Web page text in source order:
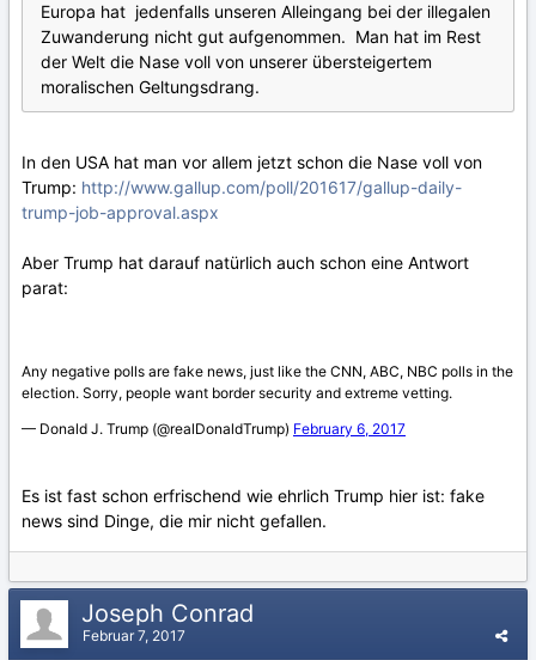
Europa hat jedenfalls unseren Alleingang bei der illegalen
Zuwanderung nicht gut aufgenommen. Man hat im Rest
der Welt die Nase voll von unserer übersteigertem
moralischen Geltungsdrang.
In den USA hat man vor allem jetzt schon die Nase voll von
Trump: http://www.gallup.com/poll/201617/gallup-daily-
trump-job-approval.aspx
Aber Trump hat darauf natürlich auch schon eine Antwort
parat:
Es ist fast schon erfrischend wie ehrlich Trump hier ist: fake
news sind Dinge, die mir nicht gefallen.
Joseph Conrad
Februar 7, 2017